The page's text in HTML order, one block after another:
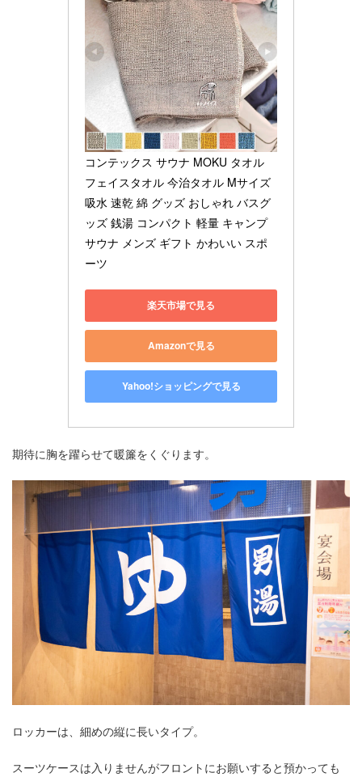
コンテックス サウナ MOKU タオル
フェイスタオル 今治タオル Mサイズ
吸水 速乾 綿 グッズ おしゃれ バスグ
ッズ 銭湯 コンパクト 軽量 キャンプ
サウナ メンズ ギフト かわいい スポ
ーツ
楽天市場で見る
Amazonで見る
Yahoo!ショッピングで見る
期待に胸を躍らせて暖簾をくぐります。
ロッカーは、細めの縦に長いタイプ。
スーツケースは入りませんがフロントにお願いすると預かっても